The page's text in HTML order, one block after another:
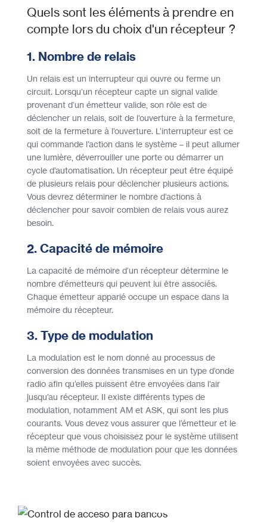
Quels sont les éléments à prendre en
compte lors du choix d'un récepteur ?
1. Nombre de relais
Un relais est un interrupteur qui ouvre ou ferme un
circuit. Lorsqu’un récepteur capte un signal valide
provenant d’un émetteur valide, son rôle est de
déclencher un relais, soit de l’ouverture à la fermeture,
soit de la fermeture à l’ouverture. L’interrupteur est ce
qui commande l’action dans le système – il peut allumer
une lumière, déverrouiller une porte ou démarrer un
cycle d’automatisation. Un récepteur peut être équipé
de plusieurs relais pour déclencher plusieurs actions.
Vous devrez déterminer le nombre d’actions à
déclencher pour savoir combien de relais vous aurez
besoin.
2. Capacité de mémoire
La capacité de mémoire d’un récepteur détermine le
nombre d’émetteurs qui peuvent lui être associés.
Chaque émetteur apparié occupe un espace dans la
mémoire du récepteur.
3. Type de modulation
La modulation est le nom donné au processus de
conversion des données transmises en un type d’onde
radio afin qu’elles puissent être envoyées dans l’air
jusqu’au récepteur. Il existe différents types de
modulation, notamment AM et ASK, qui sont les plus
courants. Vous devez vous assurer que l’émetteur et le
récepteur que vous choisissez pour le système utilisent
la même méthode de modulation pour que les données
soient envoyées avec succès.